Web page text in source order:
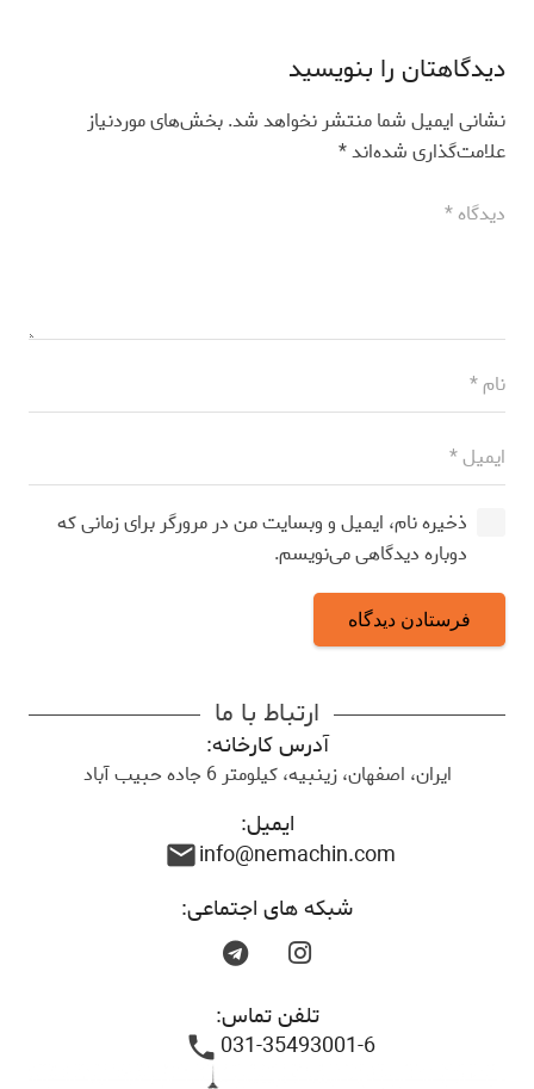
دیدگاهتان را بنویسید
نشانی ایمیل شما منتشر نخواهد شد.بخش‌های موردنیاز
علامت‌گذاری شده‌اند*
ذخیره نام، ایمیل و وبسایت من در مرورگر برای زمانی که
دوباره دیدگاهی می‌نویسم.
فرستادن دیدگاه
ارتباط با ما
آدرس کارخانه:
ایران، اصفهان، زینبیه، کیلومتر 6 جاده حبیب آباد
ایمیل:
info@nemachin.com
mail
شبکه های اجتماعی:
تلفن تماس:
031-35493001-6
phone